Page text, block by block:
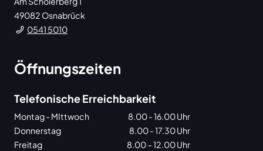
49082 Osnabrück
0541 5010
Öffnungszeiten
Telefonische Erreichbarkeit
Montag - MIttwoch
8.00 - 16.00 Uhr
Donnerstag
8.00 - 17.30 Uhr
Freitag
8.00 – 12.00 Uhr